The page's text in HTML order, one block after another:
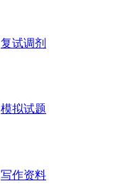
复试调剂
模拟试题
写作资料